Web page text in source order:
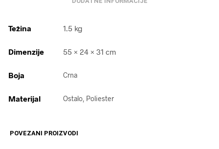
Težina 1.5 kg
Dimenzije 55 × 24 × 31 cm
Boja Crna
Materijal Ostalo, Poliester
POVEZANI PROIZVODI